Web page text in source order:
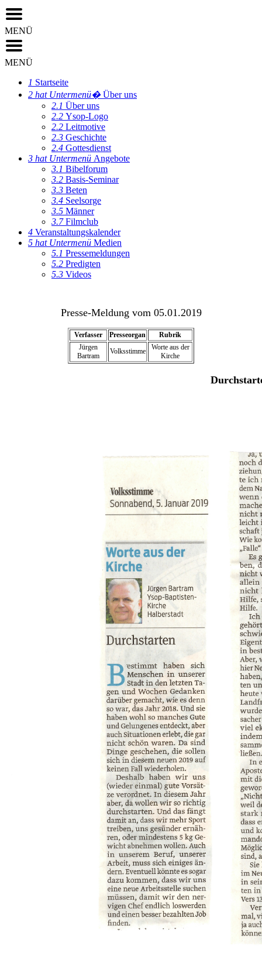
MENÜ
MENÜ
1 Startseite
2 hat Untermenü� Über uns
2.1 Über uns
2.2 Ysop-Logo
2.2 Leitmotive
2.3 Geschichte
2.4 Gottesdienst
3 hat Untermenü Angebote
3.1 Bibelforum
3.2 Basis-Seminar
3.3 Beten
3.4 Seelsorge
3.5 Männer
3.7Filmclub
4 Veranstaltungskalender
5 hat Untermenü Medien
5.1 Pressemeldungen
5.2 Predigten
5.3 Videos
Presse-Meldung vom 05.01.2019
Verfasser Presseorgan
Rubrik
Jürgen
Bartram
Volksstimme
Worte aus der
Kirche